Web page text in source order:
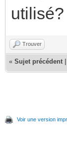
Trouver
« Sujet précédent
Voir une version